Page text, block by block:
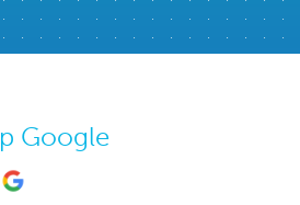
Google